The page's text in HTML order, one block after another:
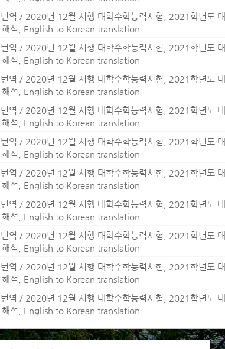
역 / 2020년 12월 시행 대학수학능력시험, 2021학년도 대
해석, English to Korean translation
역 / 2020년 12월 시행 대학수학능력시험, 2021학년도 대
해석, English to Korean translation
역 / 2020년 12월 시행 대학수학능력시험, 2021학년도 대
해석, English to Korean translation
역 / 2020년 12월 시행 대학수학능력시험, 2021학년도 대
해석, English to Korean translation
역 / 2020년 12월 시행 대학수학능력시험, 2021학년도 대
해석, English to Korean translation
역 / 2020년 12월 시행 대학수학능력시험, 2021학년도 대
해석, English to Korean translation
역 / 2020년 12월 시행 대학수학능력시험, 2021학년도 대
해석, English to Korean translation
역 / 2020년 12월 시행 대학수학능력시험, 2021학년도 대
해석, English to Korean translation
역 / 2020년 12월 시행 대학수학능력시험, 2021학년도 대
해석, English to Korean translation
역 / 2020년 12월 시행 대학수학능력시험, 2021학년도 대
해석, English to Korean translation